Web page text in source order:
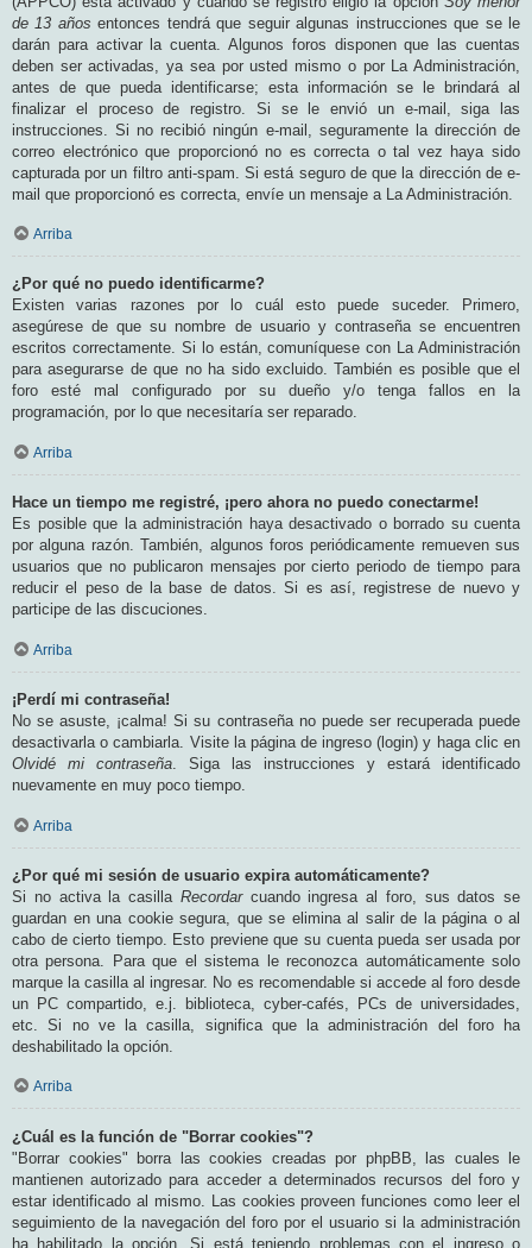
de 13 años entonces tendrá que seguir algunas instrucciones que se le
darán para activar la cuenta. Algunos foros disponen que las cuentas
deben ser activadas, ya sea por usted mismo o por La Administración,
antes de que pueda identificarse; esta información se le brindará al
finalizar el proceso de registro. Si se le envió un e-mail, siga las
instrucciones. Si no recibió ningún e-mail, seguramente la dirección de
correo electrónico que proporcionó no es correcta o tal vez haya sido
capturada por un filtro anti-spam. Si está seguro de que la dirección de e-
mail que proporcionó es correcta, envíe un mensaje a La Administración.
Arriba
¿Por qué no puedo identificarme?
Existen varias razones por lo cuál esto puede suceder. Primero,
asegúrese de que su nombre de usuario y contraseña se encuentren
escritos correctamente. Si lo están, comuníquese con La Administración
para asegurarse de que no ha sido excluido. También es posible que el
foro esté mal configurado por su dueño y/o tenga fallos en la
programación, por lo que necesitaría ser reparado.
Arriba
Hace un tiempo me registré, ¡pero ahora no puedo conectarme!
Es posible que la administración haya desactivado o borrado su cuenta
por alguna razón. También, algunos foros periódicamente remueven sus
usuarios que no publicaron mensajes por cierto periodo de tiempo para
reducir el peso de la base de datos. Si es así, registrese de nuevo y
participe de las discuciones.
Arriba
¡Perdí mi contraseña!
No se asuste, ¡calma! Si su contraseña no puede ser recuperada puede
desactivarla o cambiarla. Visite la página de ingreso (login) y haga clic en
Olvidé mi contraseña. Siga las instrucciones y estará identificado
nuevamente en muy poco tiempo.
Arriba
¿Por qué mi sesión de usuario expira automáticamente?
Si no activa la casilla Recordarcuando ingresa al foro, sus datos se
guardan en una cookie segura, que se elimina al salir de la página o al
cabo de cierto tiempo. Esto previene que su cuenta pueda ser usada por
otra persona. Para que el sistema le reconozca automáticamente solo
marque la casilla al ingresar. No es recomendable si accede al foro desde
un PC compartido, e.j. biblioteca, cyber-cafés, PCs de universidades,
etc. Si no ve la casilla, significa que la administración del foro ha
deshabilitado la opción.
Arriba
¿Cuál es la función de "Borrar cookies"?
"Borrar cookies" borra las cookies creadas por phpBB, las cuales le
mantienen autorizado para acceder a determinados recursos del foro y
estar identificado al mismo. Las cookies proveen funciones como leer el
seguimiento de la navegación del foro por el usuario si la administración
ha habilitado la opción. Si está teniendo problemas con el ingreso o